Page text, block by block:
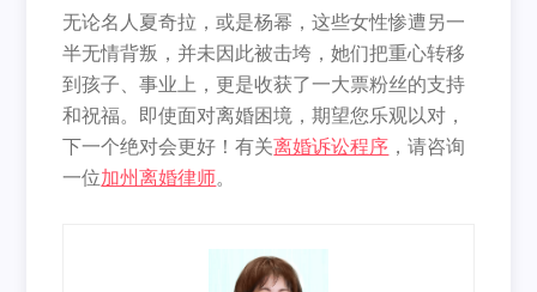
无论名人夏奇拉，或是杨幂，这些女性惨遭另一
半无情背叛，并未因此被击垮，她们把重心转移
到孩子、事业上，更是收获了一大票粉丝的支持
和祝福。即使面对离婚困境，期望您乐观以对，
下一个绝对会更好！有关离婚诉讼程序 ，请咨询
一位加州离婚律师。